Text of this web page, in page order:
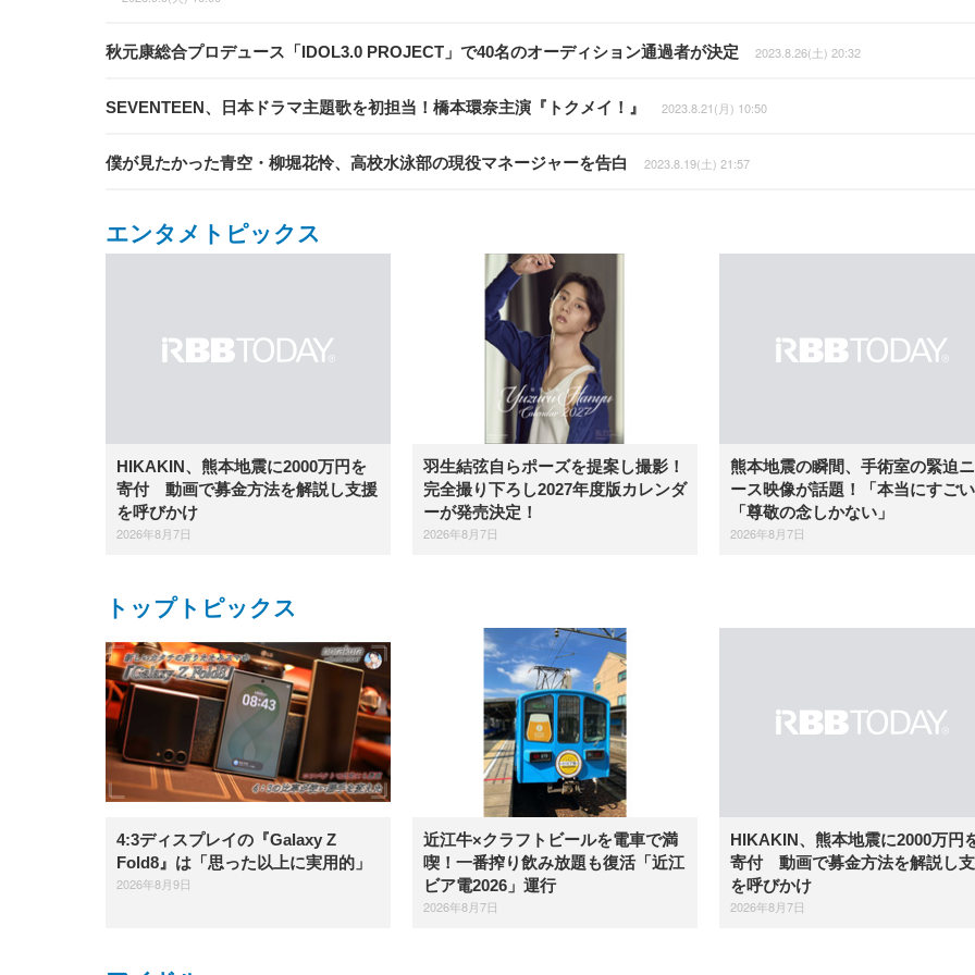
秋元康総合プロデュース「IDOL3.0 PROJECT」で40名のオーディション通過者が決定 2023.8.26(土) 20:32
SEVENTEEN、日本ドラマ主題歌を初担当！橋本環奈主演『トクメイ！』 2023.8.21(月) 10:50
僕が見たかった青空・柳堀花怜、高校水泳部の現役マネージャーを告白 2023.8.19(土) 21:57
エンタメトピックス
HIKAKIN、熊本地震に2000万円を
寄付 動画で募金方法を解説し支援
を呼びかけ
2026年8月7日
羽生結弦自らポーズを提案し撮影！
完全撮り下ろし2027年度版カレンダ
ーが発売決定！
2026年8月7日
熊本地震の瞬間、手術室の緊迫
ース映像が話題！「本当にすご
「尊敬の念しかない」
2026年8月7日
トップトピックス
4:3ディスプレイの『Galaxy Z
Fold8』は「思った以上に実用的」
2026年8月9日
近江牛×クラフトビールを電車で満
喫！一番搾り飲み放題も復活「近江
ビア電2026」運行
2026年8月7日
HIKAKIN、熊本地震に2000万円
寄付 動画で募金方法を解説し
を呼びかけ
2026年8月7日